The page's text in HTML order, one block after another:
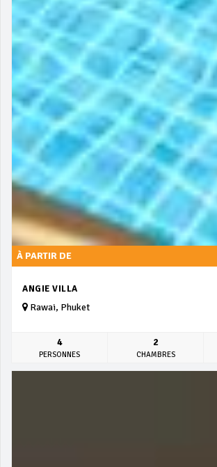
À PARTIR DE
ANGIE VILLA
Rawai, Phuket
4
PERSONNES
2
CHAMBRES